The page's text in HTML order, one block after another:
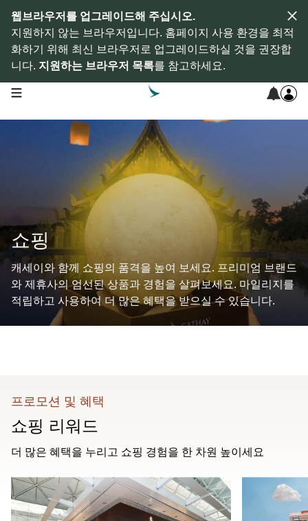
웹브라우저를 업그레이드해 주십시오.
지원하지 않는 브라우저입니다. 홈페이지 사용 환경을 최적
화하기 위해 최신 브라우저로 업그레이드하실 것을 권장합
니다. 지원하는 브라우저 목록를 참고하세요.
open navigation menu
쇼핑
캐세이와 함께 쇼핑의 품격을 높여 보세요. 프리미엄 브랜드
와 제휴사의 엄선된 상품과 경험을 살펴보세요. 마일리지를
적립하고 사용하여 더 많은 혜택을 받으실 수 있습니다.
프로모션 및 혜택
쇼핑 리워드
더 많은 혜택을 누리고 쇼핑 경험을 한 차원 높이세요